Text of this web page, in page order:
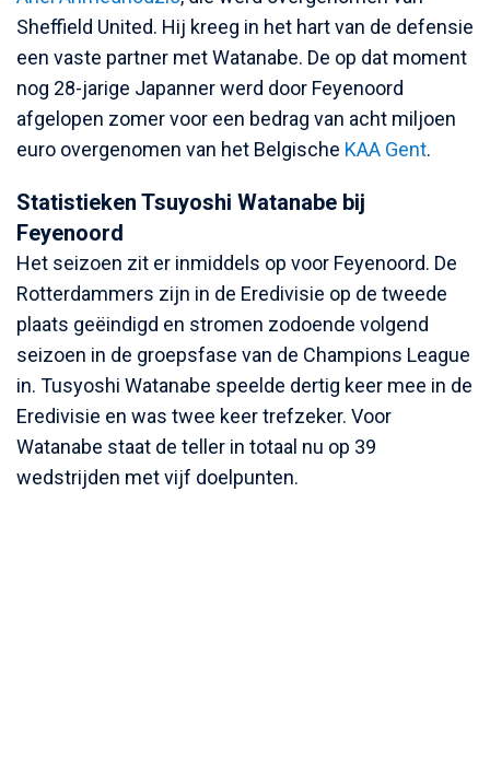
Sheffield United. Hij kreeg in het hart van de defensie
een vaste partner met Watanabe. De op dat moment
nog 28-jarige Japanner werd door Feyenoord
afgelopen zomer voor een bedrag van acht miljoen
euro overgenomen van het Belgische KAA Gent.
Statistieken Tsuyoshi Watanabe bij
Feyenoord
Het seizoen zit er inmiddels op voor Feyenoord. De
Rotterdammers zijn in de Eredivisie op de tweede
plaats geëindigd en stromen zodoende volgend
seizoen in de groepsfase van de Champions League
in. Tusyoshi Watanabe speelde dertig keer mee in de
Eredivisie en was twee keer trefzeker. Voor
Watanabe staat de teller in totaal nu op 39
wedstrijden met vijf doelpunten.